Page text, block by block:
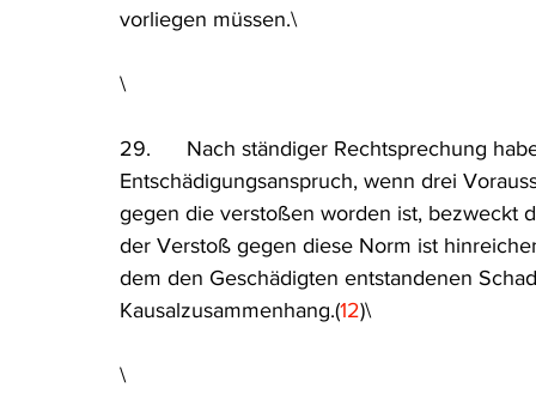
vorliegen müssen.\
\
29.      Nach ständiger Rechtsprechung
Entschädigungsanspruch, wenn drei
gegen die verstoßen worden ist, bezweckt
der Verstoß gegen diese Norm ist
dem den Geschädigten entstandenen
Kausalzusammenhang.(12)\
\